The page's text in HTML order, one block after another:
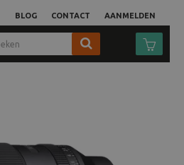
AANMELDEN
BLOG CONTACT